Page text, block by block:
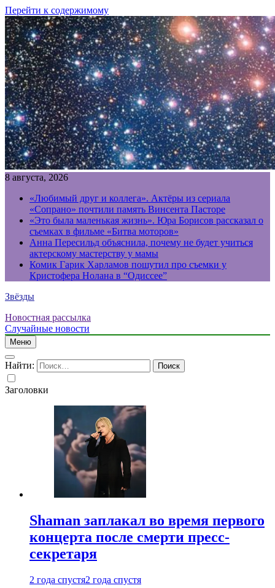
Перейти к содержимому
8 августа, 2026
«Любимый друг и коллега». Актёры из сериала
«Сопрано» почтили память Винсента Пасторе
«Это была маленькая жизнь». Юра Борисов рассказал о
съемках в фильме «Битва моторов»
Анна Пересильд объяснила, почему не будет учиться
актерскому мастерству у мамы
Комик Гарик Харламов пошутил про съемки у
Кристофера Нолана в “Одиссее”
Звёзды
Новостная рассылка
Случайные новости
Меню
Найти:
Заголовки
Shaman заплакал во время первого
концерта после смерти пресс-
секретаря
2 года спустя2 года спустя